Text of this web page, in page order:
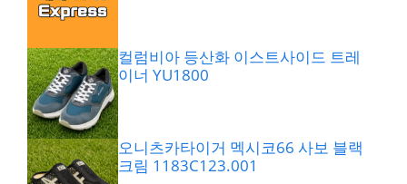
컬럼비아 등산화 이스트사이드 트레
이너 YU1800
오니츠카타이거 멕시코66 사보 블랙
크림 1183C123.001